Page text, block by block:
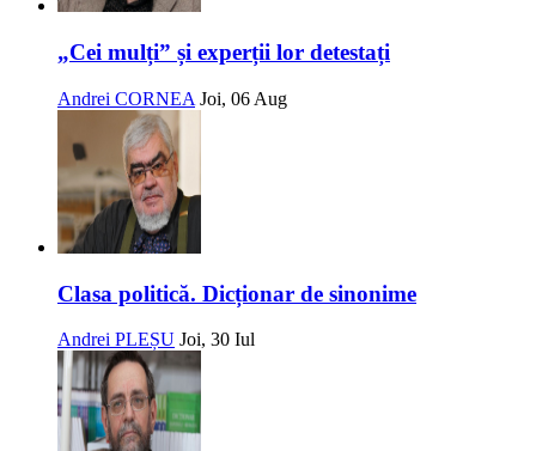
„Cei mulți” și experții lor detestați
Andrei CORNEA Joi, 06 Aug
Clasa politică. Dicționar de sinonime
Andrei PLEȘU Joi, 30 Iul